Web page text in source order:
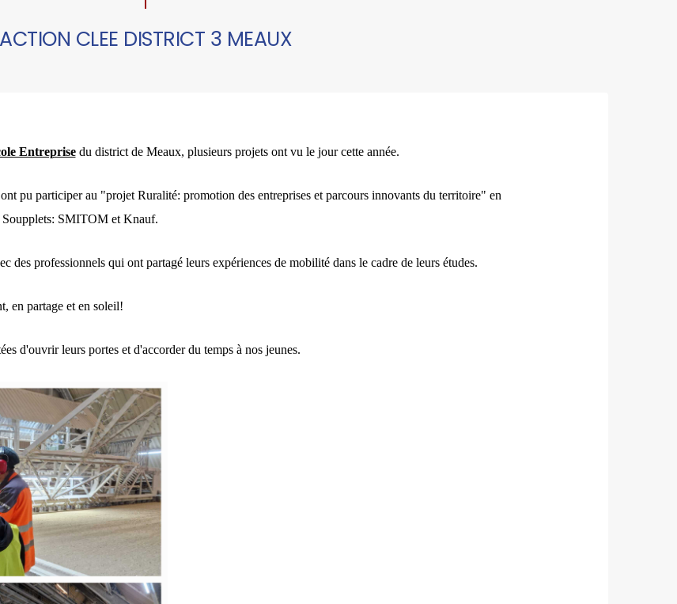
ACTION CLEE DISTRICT 3 MEAUX
Entreprisedu district de Meaux, plusieurs projets ont vu le jour cette année.
pu participer au "projet Ruralité: promotion des entreprises et parcours innovants du territoire" en
Soupplets: SMITOM et Knauf.
des professionnels qui ont partagé leurs expériences de mobilité dans le cadre de leurs études.
en partage et en soleil!
d'ouvrir leurs portes et d'accorder du temps à nos jeunes.